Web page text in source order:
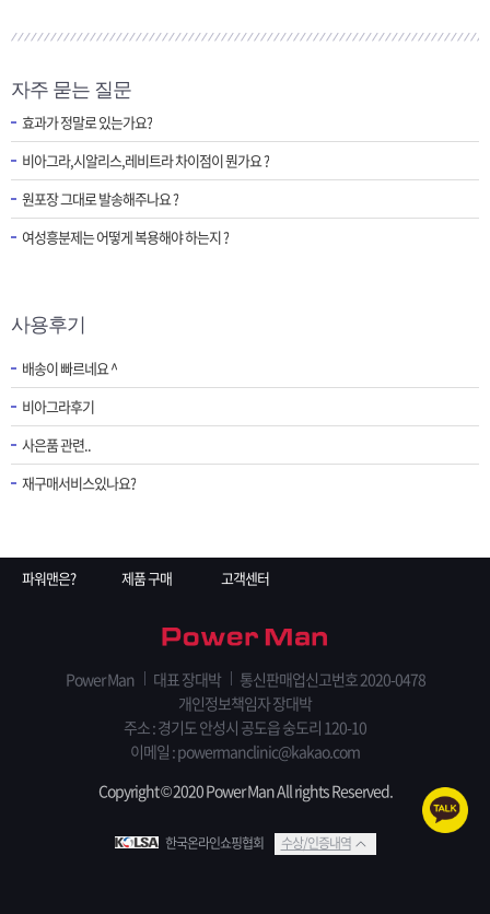
자주 묻는 질문
효과가 정말로 있는가요?
비아그라,시알리스,레비트라 차이점이 뭔가요 ?
원포장 그대로 발송해주나요 ?
여성흥분제는 어떻게 복용해야 하는지 ?
사용후기
배송이 빠르네요 ^
비아그라후기
사은품 관련..
재구매서비스있나요?
파워맨은? 제품 구매 고객센터
Power Man 대표 장대박
통신판매업신고번호 2020-0478
개인정보책임자 장대박
주소 : 경기도 안성시 공도읍 숭도리 120-10
이메일 : powermanclinic@kakao.com
Copyright © 2020 Power Man All rights Reserved.
한국온라인쇼핑협회 수상/인증내역